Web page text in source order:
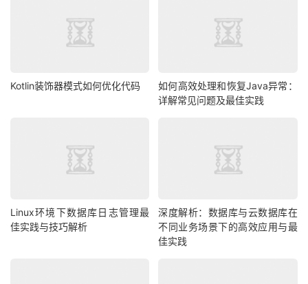
Kotlin装饰器模式如何优化代码
如何高效处理和恢复Java异常：
详解常见问题及最佳实践
Linux环境下数据库日志管理最
佳实践与技巧解析
深度解析：数据库与云数据库在
不同业务场景下的高效应用与最
佳实践